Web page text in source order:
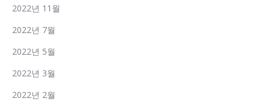
2022년 11월
2022년 7월
2022년 5월
2022년 3월
2022년 2월